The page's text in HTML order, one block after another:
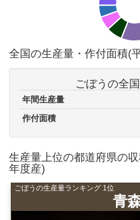
全国の生産量・作付面積(
ごぼうの全
年間生産量
作付面積
生産量上位の都道府県の
年度産)
ごぼうの生産量ランキング 1位
青